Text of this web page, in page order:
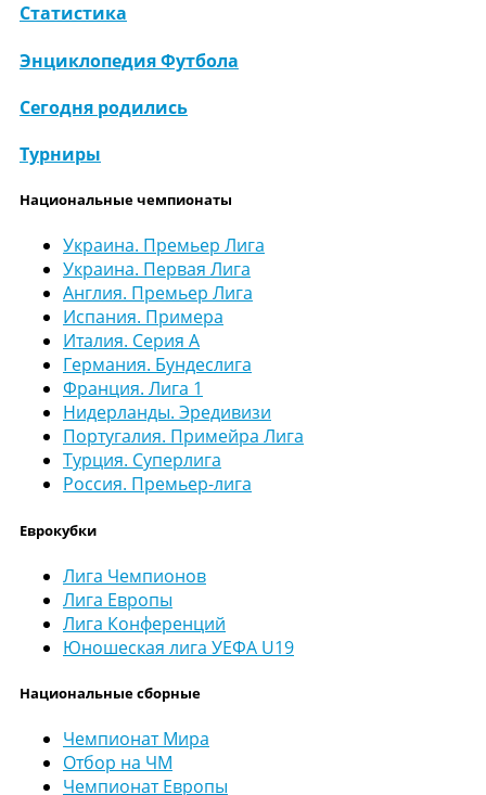
Статистика
Энциклопедия Футбола
Сегодня родились
Турниры
Национальные чемпионаты
Украина. Премьер Лига
Украина. Первая Лига
Англия. Премьер Лига
Испания. Примера
Италия. Серия А
Германия. Бундеслига
Франция. Лига 1
Нидерланды. Эредивизи
Португалия. Примейра Лига
Турция. Суперлига
Россия. Премьер-лига
Еврокубки
Лига Чемпионов
Лига Европы
Лига Конференций
Юношеская лига УЕФА U19
Национальные сборные
Чемпионат Мира
Отбор на ЧМ
Чемпионат Европы